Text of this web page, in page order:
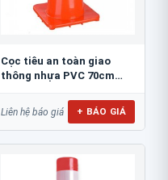
Cọc tiêu an toàn giao
thông nhựa PVC 70cm
Liên hệ báo giá + BÁO GIÁ